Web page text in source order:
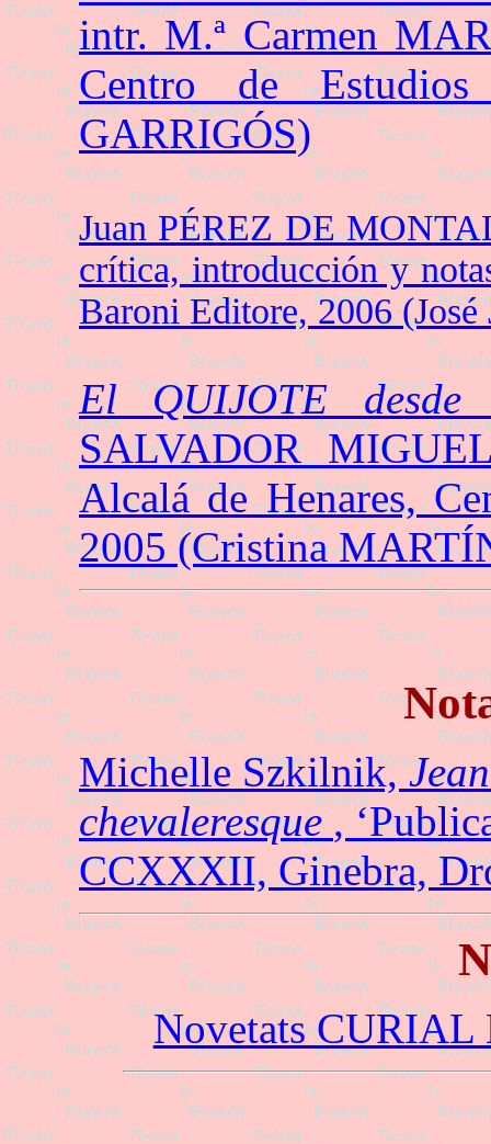
intr. M.ª Carmen
Centro de
GARRIGÓS)
Juan PÉREZ DE
crítica, introducción y
Baroni Editore, 2006
El QUIJOTE
SALVADOR
Alcalá de Henares,
2005 (Cristina
Michelle Szkilnik,
chevaleresque,
CCXXXII, Ginebra,
Novetats CURIAL